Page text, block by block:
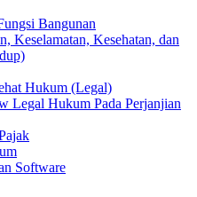
Bangunan
Keselamatan, Kesehatan, dan
Hukum (Legal)
Legal Hukum Pada Perjanjian
Software